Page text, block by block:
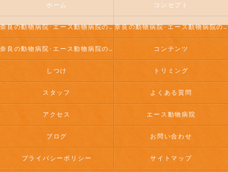
ホーム コンセプト
奈良の動物病院･エース動物病院の口コミ情報 奈良の動物病院･エース動物病院の評判
奈良の動物病院･エース動物病院のお客様の声 コンテンツ
しつけ トリミング
スタッフ よくある質問
アクセス エース動物病院
ブログ お問い合わせ
プライバシーポリシー サイトマップ